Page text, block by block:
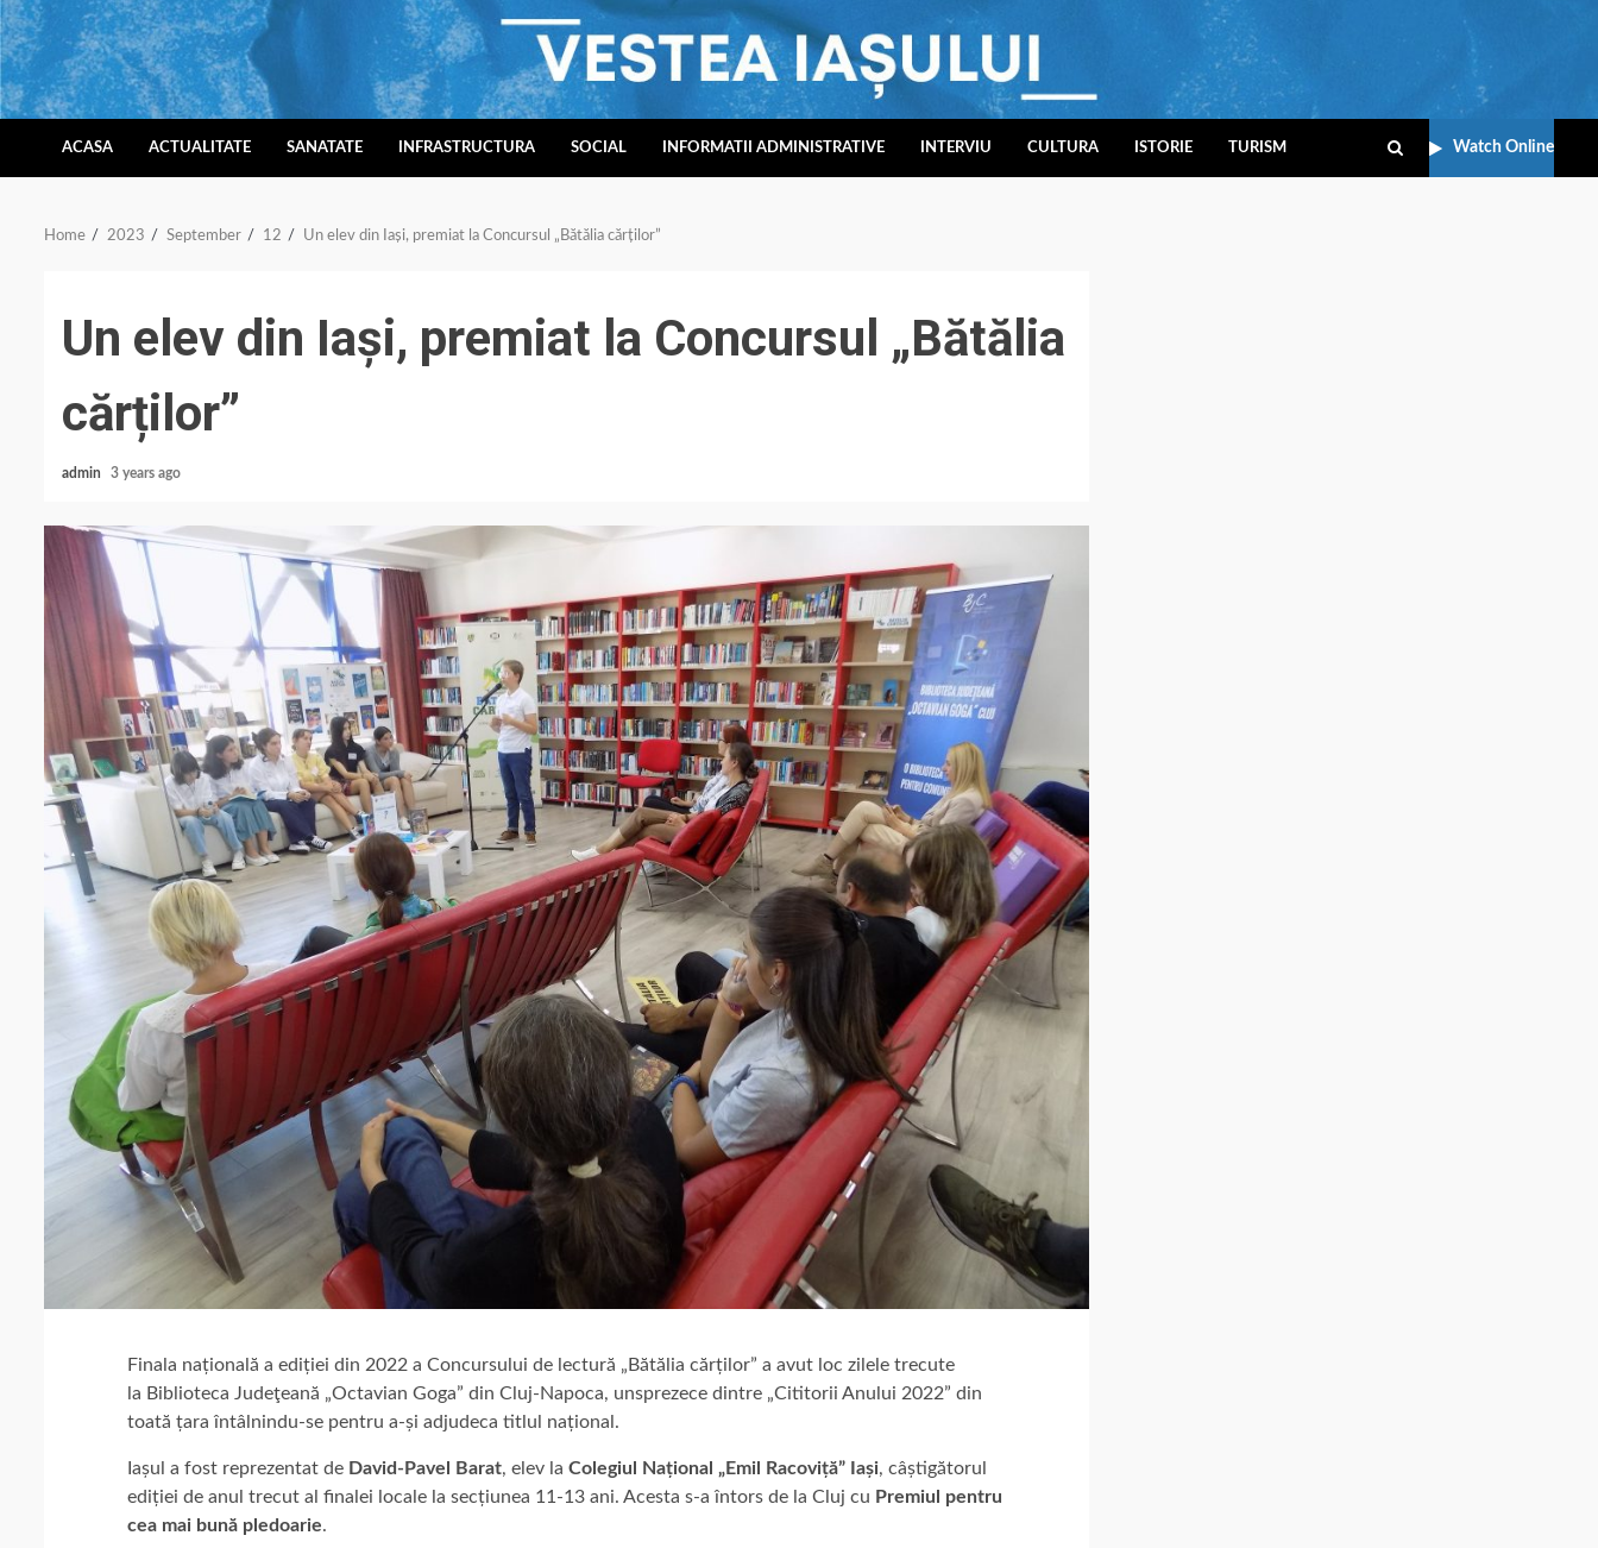
Skip
to
content
ACASA ACTUALITATE SANATATE INFRASTRUCTURA SOCIAL INFORMATII ADMINISTRATIVE INTERVIU CULTURA ISTORIE TURISM Watch Online
Home 2023 September 12 Un elev din Iași, premiat la Concursul „Bătălia cărților”
Un elev din Iași, premiat la Concursul „Bătălia
cărților”
admin 3 years ago
Finala națională a ediției din 2022 a Concursului de lectură „Bătălia cărților” a avut loc zilele trecute
la Biblioteca Judeţeană „Octavian Goga” din Cluj-Napoca, unsprezece dintre „Cititorii Anului 2022” din
toată țara întâlnindu-se pentru a-și adjudeca titlul național.
Iașul a fost reprezentat de David-Pavel Barat, elev la Colegiul Național „Emil Racoviță” Iași, câștigătorul
ediției de anul trecut al finalei locale la secțiunea 11-13 ani. Acesta s-a întors de la Cluj cu Premiul pentru
cea mai bună pledoarie.